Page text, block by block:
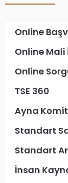
Online
Online Mali
Online
TSE 360
Ayna
Standart
Standart
İnsan